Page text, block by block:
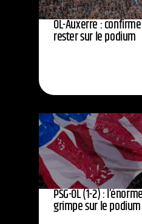
OL-Auxerre :
rester sur le podium
PSG-OL (1-2) :
grimpe sur le podium